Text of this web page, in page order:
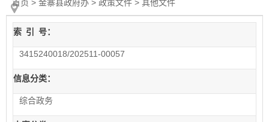
首页 > 金寨县政府办 > 政策文件 > 其他文件
索 引 号：
3415240018/202511-00057
信息分类：
综合政务